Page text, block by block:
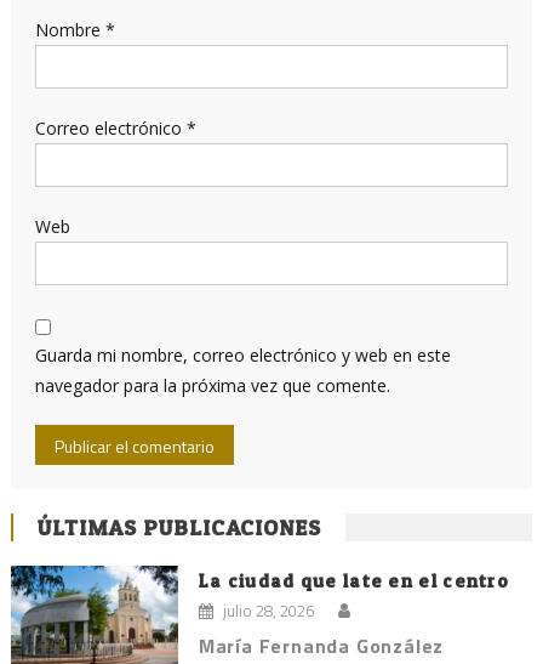
Nombre *
Correo electrónico *
Web
Guarda mi nombre, correo electrónico y web en este
navegador para la próxima vez que comente.
ÚLTIMAS PUBLICACIONES
La ciudad que late en el centro
julio 28, 2026
María Fernanda González